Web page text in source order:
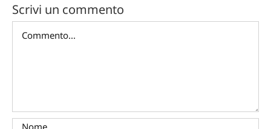
Scrivi un commento